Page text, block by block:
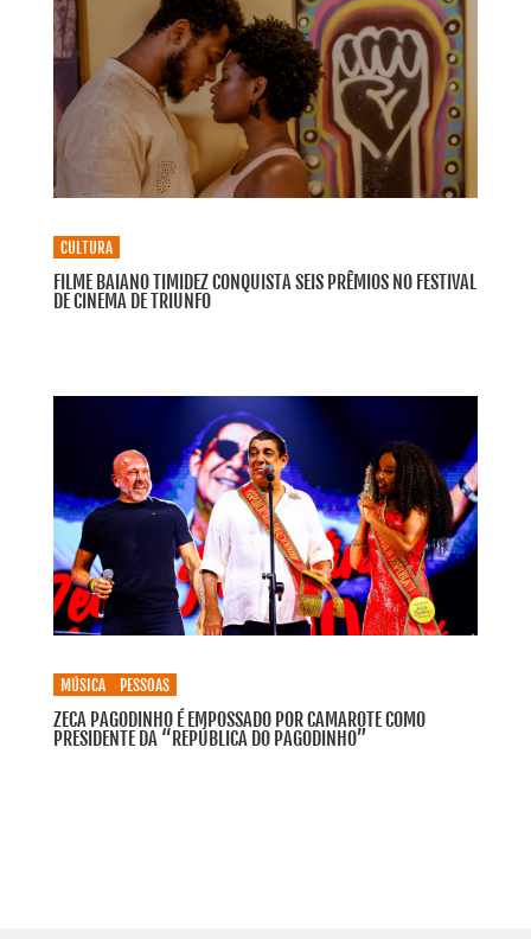
CULTURA
FILME BAIANO TIMIDEZ CONQUISTA SEIS PRÊMIOS NO FESTIVAL
DE CINEMA DE TRIUNFO
MÚSICA PESSOAS
ZECA PAGODINHO É EMPOSSADO POR CAMAROTE COMO
PRESIDENTE DA “REPÚBLICA DO PAGODINHO”